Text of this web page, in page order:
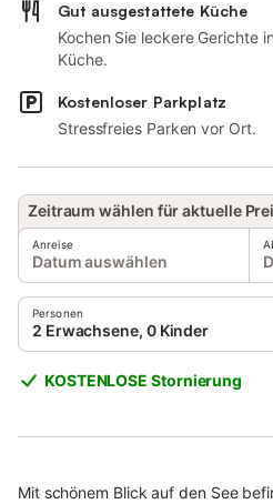
Gut ausgestattete Küche
Kochen Sie leckere Gerichte
Küche.
Kostenloser Parkplatz
Stressfreies Parken vor Ort.
Zeitraum wählen für aktuelle
Anreise
Datum auswählen
Personen
2 Erwachsene, 0 Kinder
KOSTENLOSE Stornierung
Mit schönem Blick auf den See